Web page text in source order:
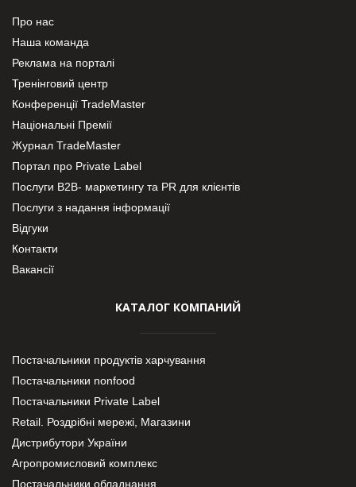
Про нас
Наша команда
Реклама на порталі
Тренінговий центр
Конференції TradeMaster
Національні Премії
Журнал TradeMaster
Портал про Private Label
Послуги В2В- маркетингу та PR для клієнтів
Послуги з надання інформації
Відгуки
Контакти
Вакансії
КАТАЛОГ КОМПАНИЙ
Постачальники продуктів харчування
Постачальники nonfood
Постачальники Private Label
Retail. Роздрібні мережі, Магазини
Дистрибутори України
Агропромисловий комплекс
Постачальники обладнання